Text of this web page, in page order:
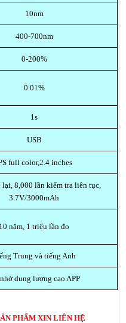
10nm
400-700nm
0-200%
0.01%
1s
USB
full color,2.4 inches
lại, 8,000 lần kiểm tra liên tục,
3.7V/3000mAh
10 năm, 1 triệu lần đo
Trung và tiếng Anh
dung lượng cao APP
PHẨM XIN LIÊN HỆ